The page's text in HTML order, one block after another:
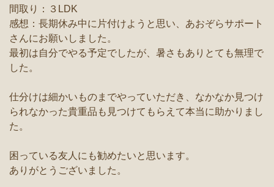
間取り：３LDK
感想：長期休み中に片付けようと思い、あおぞらサポート
さんにお願いしました。
最初は自分でやる予定でしたが、暑さもありとても無理で
した。
仕分けは細かいものまでやっていただき、なかなか見つけ
られなかった貴重品も見つけてもらえて本当に助かりまし
た。
困っている友人にも勧めたいと思います。
ありがとうございました。